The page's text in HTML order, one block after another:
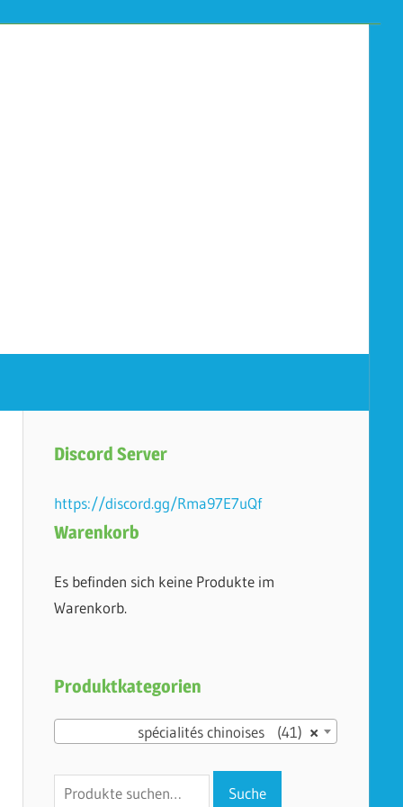
Discord Server
https://discord.gg/Rma97E7uQf
Warenkorb
Es befinden sich keine Produkte im
Warenkorb.
Produktkategorien
×
spécialités chinoises (41)
Suche